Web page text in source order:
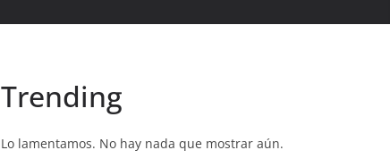
Trending
Lo lamentamos. No hay nada que mostrar aún.